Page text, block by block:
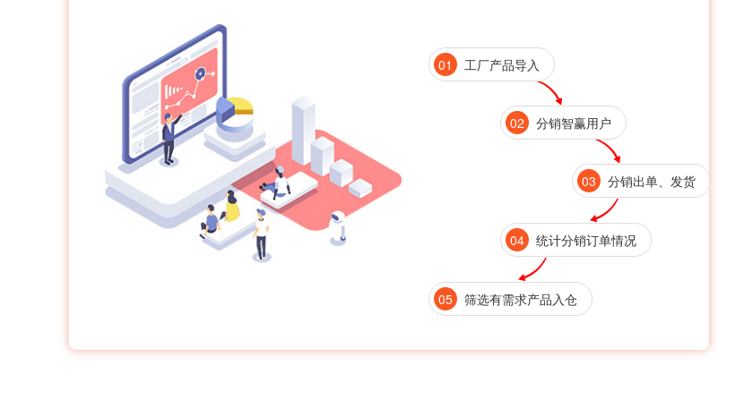
01 工厂产品导入
02 分销智赢用户
03 分销出单、发货
04 统计分销订单情况
05 筛选有需求产品入仓